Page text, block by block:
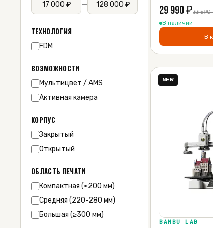
—
ТЕХНОЛОГИЯ
FDM
ВОЗМОЖНОСТИ
Мультицвет / AMS
Активная камера
КОРПУС
Закрытый
Открытый
ОБЛАСТЬ ПЕЧАТИ
Компактная (≤200 мм)
Средняя (220-280 мм)
Большая (≥300 мм)
29 990₽33 590
В наличии
В
NEW
BAMBU LAB